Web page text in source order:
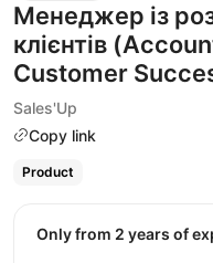
Менеджер із
клієнтів
Customer
Sales'Up
Copy link
Product
Only from 2 years of